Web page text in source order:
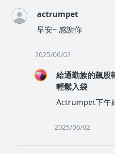
actrumpet
早安~ 感謝你
2025/06/02
給通勤族的飆股
輕鬆入袋
Actrumpet下午
2025/06/02